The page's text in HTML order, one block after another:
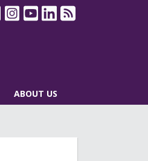
ABOUT US